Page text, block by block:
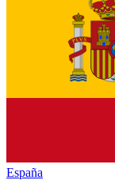
España